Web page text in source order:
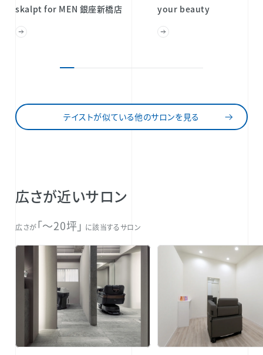
skalpt for MEN 銀座新橋店 your beauty
テイストが似ている他のサロンを見る
広さが近いサロン
広さが「〜20坪」 に該当するサロン